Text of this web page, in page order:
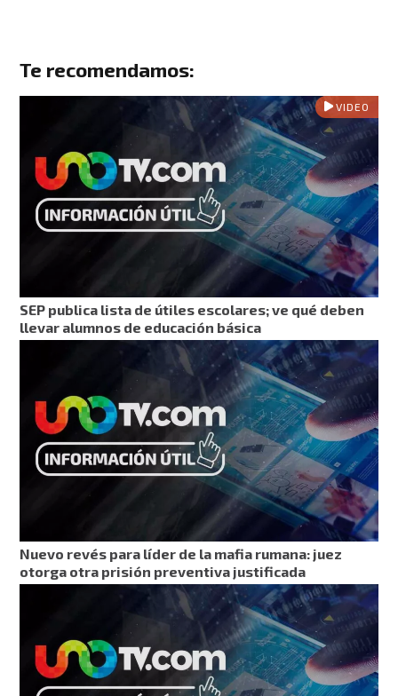
Te recomendamos:
VIDEO
SEP publica lista de útiles escolares; ve qué deben
llevar alumnos de educación básica
Nuevo revés para líder de la mafia rumana: juez
otorga otra prisión preventiva justificada